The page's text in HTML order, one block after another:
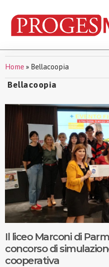
Home » Bellacoopia
Bellacoopia
Il liceo Marconi di
concorso di
cooperativa